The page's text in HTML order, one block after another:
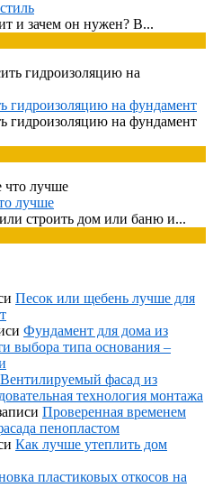
и зачем он нужен? В...
гидроизоляцию на фундамент
гидроизоляцию на фундамент
лучше
строить дом или баню и...
Песок или щебень лучше для
Фундамент для дома из
выбора типа основания –
Вентилируемый фасад из
технология монтажа
Проверенная временем
пенопластом
Как лучше утеплить дом
пластиковых откосов на